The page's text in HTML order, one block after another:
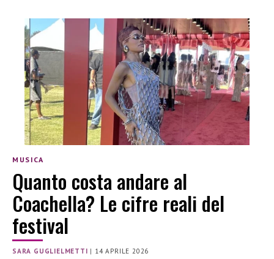
MUSICA
Quanto costa andare al
Coachella? Le cifre reali del
festival
SARA GUGLIELMETTI | 14 APRILE 2026